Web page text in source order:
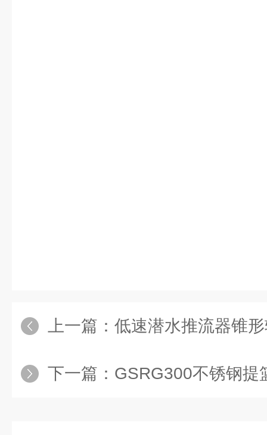
上一篇： 低速潜水推流器锥
下一篇： GSRG300不锈钢提